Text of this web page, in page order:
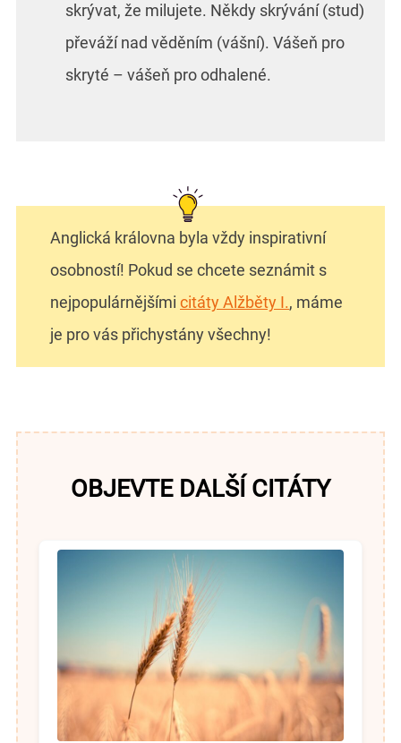
skrývat, že milujete. Někdy skrývání (stud)
převáží nad věděním (vášní). Vášeň pro
skryté – vášeň pro odhalené.
Anglická královna byla vždy inspirativní
osobností! Pokud se chcete seznámit s
nejpopulárnějšími citáty Alžběty I., máme
je pro vás přichystány všechny!
OBJEVTE DALŠÍ CITÁTY